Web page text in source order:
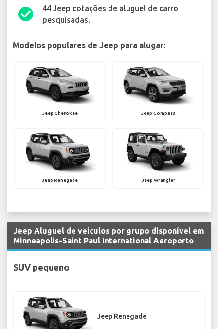
check_circle
44 Jeep cotações de aluguel de carro
pesquisadas.
Modelos populares de Jeep para alugar:
Jeep Cherokee Jeep Compass
Jeep Renegade Jeep Wrangler
Jeep Aluguel de veículos por grupo disponível em
Minneapolis-Saint Paul International Aeroporto
SUV pequeno
Jeep Renegade